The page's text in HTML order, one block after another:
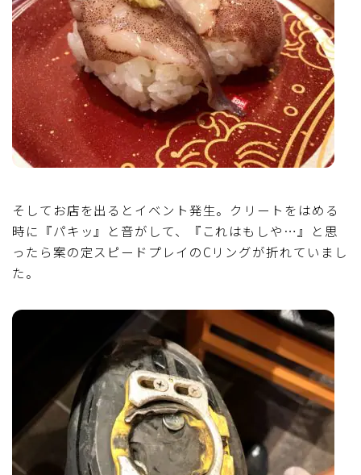
そしてお店を出るとイベント発生。クリートをはめる
時に『パキッ』と音がして、『これはもしや…』と思
ったら案の定スピードプレイのCリングが折れていまし
た。